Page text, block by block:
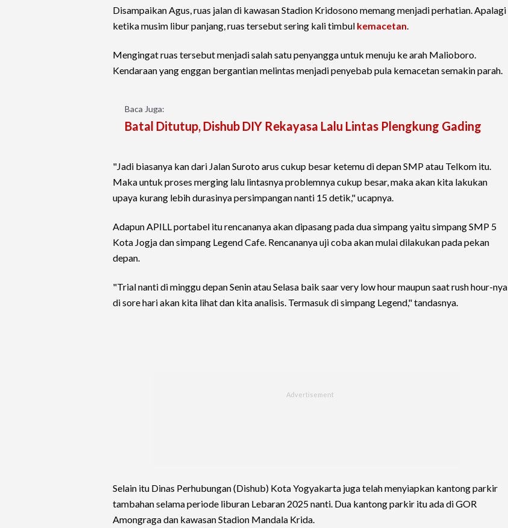
Disampaikan Agus, ruas jalan di kawasan Stadion Kridosono memang menjadi perhatian. Apalagi
ketika musim libur panjang, ruas tersebut sering kali timbul kemacetan.
Mengingat ruas tersebut menjadi salah satu penyangga untuk menuju ke arah Malioboro.
Kendaraan yang enggan bergantian melintas menjadi penyebab pula kemacetan semakin parah.
Baca Juga:
Batal Ditutup, Dishub DIY Rekayasa Lalu Lintas Plengkung Gading
"Jadi biasanya kan dari Jalan Suroto arus cukup besar ketemu di depan SMP atau Telkom itu.
Maka untuk proses merging lalu lintasnya problemnya cukup besar, maka akan kita lakukan
upaya kurang lebih durasinya persimpangan nanti 15 detik," ucapnya.
Adapun APILL portabel itu rencananya akan dipasang pada dua simpang yaitu simpang SMP 5
Kota Jogja dan simpang Legend Cafe. Rencananya uji coba akan mulai dilakukan pada pekan
depan.
"Trial nanti di minggu depan Senin atau Selasa baik saar very low hour maupun saat rush hour-nya
di sore hari akan kita lihat dan kita analisis. Termasuk di simpang Legend," tandasnya.
Selain itu Dinas Perhubungan (Dishub) Kota Yogyakarta juga telah menyiapkan kantong parkir
tambahan selama periode liburan Lebaran 2025 nanti. Dua kantong parkir itu ada di GOR
Amongraga dan kawasan Stadion Mandala Krida.